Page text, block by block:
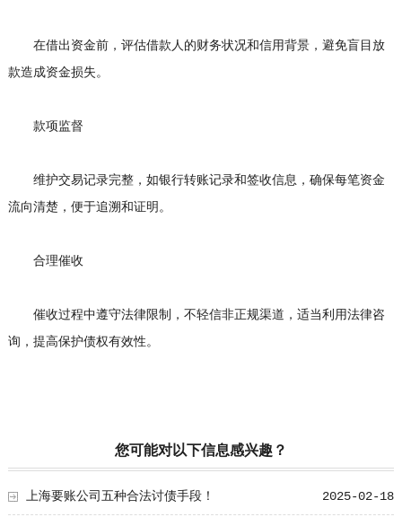
在借出资金前，评估借款人的财务状况和信用背景，避免盲目放
款造成资金损失。
款项监督
维护交易记录完整，如银行转账记录和签收信息，确保每笔资金
流向清楚，便于追溯和证明。
合理催收
催收过程中遵守法律限制，不轻信非正规渠道，适当利用法律咨
询，提高保护债权有效性。
您可能对以下信息感兴趣？
2025-02-18
上海要账公司五种合法讨债手段！